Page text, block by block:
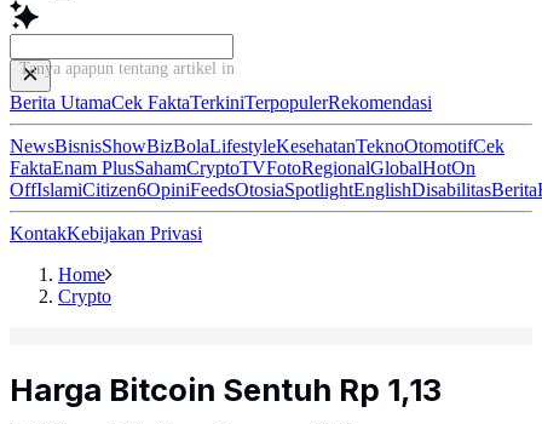
Tanya apapun tentang artikel ini...
Berita UtamaCek FaktaTerkiniTerpopulerRekomendasi
NewsBisnisShowBizBolaLifestyleKesehatanTeknoOtomotifCek
FaktaEnam PlusSahamCryptoTVFotoRegionalGlobalHotOn
OffIslamiCitizen6OpiniFeedsOtosiaSpotlightEnglishDisabilitasBerita
KontakKebijakan Privasi
Home
Crypto
Harga Bitcoin Sentuh Rp 1,13